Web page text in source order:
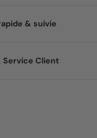
& suivie
Client